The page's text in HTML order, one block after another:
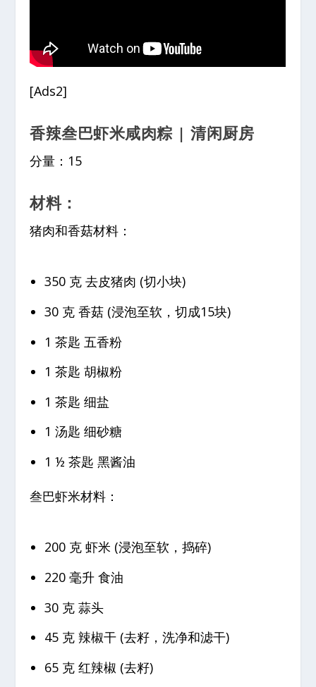
[Ads2]
香辣叁巴虾米咸肉粽 | 清闲厨房
分量：15
材料：
猪肉和香菇材料：
350 克 去皮猪肉 (切小块)
30 克 香菇 (浸泡至软，切成15块)
1 茶匙 五香粉
1 茶匙 胡椒粉
1 茶匙 细盐
1 汤匙 细砂糖
1 ½ 茶匙 黑酱油
叁巴虾米材料：
200 克 虾米 (浸泡至软，捣碎)
220 毫升 食油
30 克 蒜头
45 克 辣椒干 (去籽，洗净和滤干)
65 克 红辣椒 (去籽)